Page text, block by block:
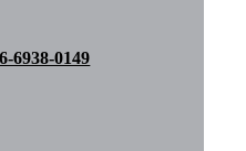
6938-0149